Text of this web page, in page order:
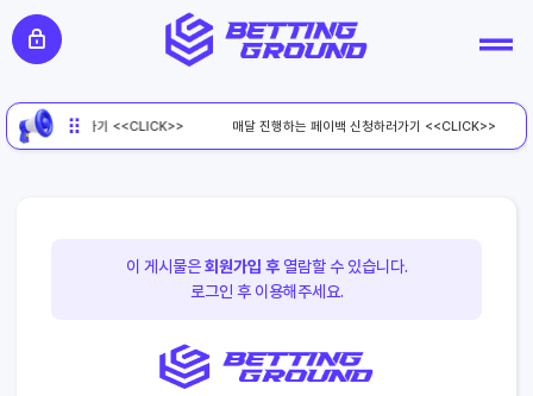
이백 신청하러가기 <<CLICK>> 매달 진행하는 페이백 신청하러가기 <<CLICK>>
이 게시물은회원가입 후열람할 수 있습니다.
로그인 후 이용해주세요.